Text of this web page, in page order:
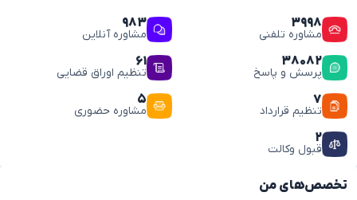
۳۹۹۸
مشاوره تلفنی
۹۸۳
مشاوره آنلاین
۳۸۰۸۲
پرسش و پاسخ
۶۱
تنظیم اوراق قضایی
۷
تنظیم قرارداد
۵
مشاوره حضوری
۲
قبول وکالت
تخصص‌های من